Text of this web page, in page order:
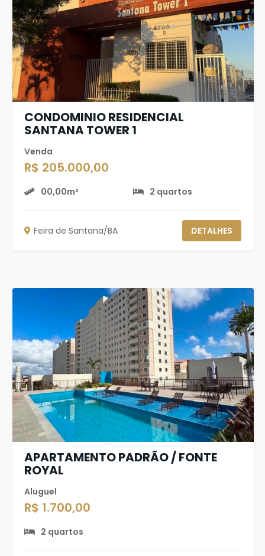
CONDOMINIO RESIDENCIAL
SANTANA TOWER 1
Venda
R$ 205.000,00
00,00m² 2 quartos
Feira de Santana/BA DETALHES
APARTAMENTO PADRÃO / FONTE
ROYAL
Aluguel
R$ 1.700,00
2 quartos